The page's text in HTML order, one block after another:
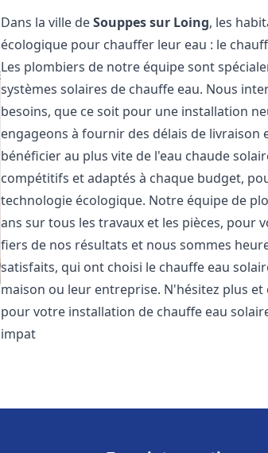
Dans la ville deSouppes sur Loing, les
écologique pour chauffer leur eau : le
Les plombiers de notre équipe sont
systèmes solaires de chauffe eau. Nous
besoins, que ce soit pour une installation
engageons à fournir des délais de
bénéficier au plus vite de l'eau chaude
compétitifs et adaptés à chaque budget,
technologie écologique. Notre équipe de
ans sur tous les travaux et les pièces, pour
fiers de nos résultats et nous sommes
satisfaits, qui ont choisi le chauffe eau
maison ou leur entreprise. N'hésitez plus
pour votre installation de chauffe eau
impat